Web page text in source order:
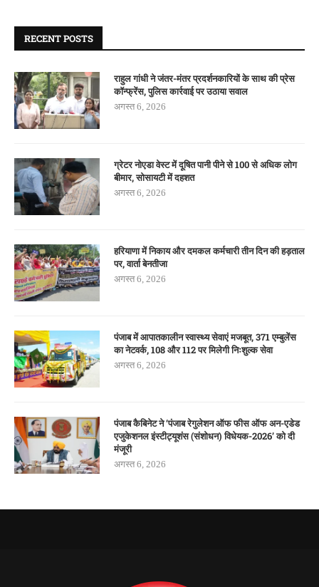
RECENT POSTS
राहुल गांधी ने जंतर-मंतर प्रदर्शनकारियों के साथ की प्रेस
कॉन्फ्रेंस, पुलिस कार्रवाई पर उठाया सवाल
अगस्त 6, 2026
ग्रेटर नोएडा वेस्ट में दूषित पानी पीने से 100 से अधिक लोग
बीमार, सोसायटी में दहशत
अगस्त 6, 2026
हरियाणा में निकाय और दमकल कर्मचारी तीन दिन की हड़ताल
पर, वार्ता बेनतीजा
अगस्त 6, 2026
पंजाब में आपातकालीन स्वास्थ्य सेवाएं मजबूत, 371 एम्बुलेंस
का नेटवर्क, 108 और 112 पर मिलेगी निःशुल्क सेवा
अगस्त 6, 2026
पंजाब कैबिनेट ने ‘पंजाब रेगुलेशन ऑफ फीस ऑफ अन-एडेड
एजुकेशनल इंस्टीट्यूशंस (संशोधन) विधेयक-2026’ को दी
मंजूरी
अगस्त 6, 2026